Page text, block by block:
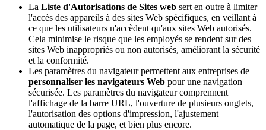
La Liste d'Autorisations de Sites web sert en outre à limiter
l'accès des appareils à des sites Web spécifiques, en veillant à
ce que les utilisateurs n'accèdent qu'aux sites Web autorisés.
Cela minimise le risque que les employés se rendent sur des
sites Web inappropriés ou non autorisés, améliorant la sécurité
et la conformité.
Les paramètres du navigateur permettent aux entreprises de
personnaliser les navigateurs Web pour une navigation
sécurisée. Les paramètres du navigateur comprennent
l'affichage de la barre URL, l'ouverture de plusieurs onglets,
l'autorisation des options d'impression, l'ajustement
automatique de la page, et bien plus encore.